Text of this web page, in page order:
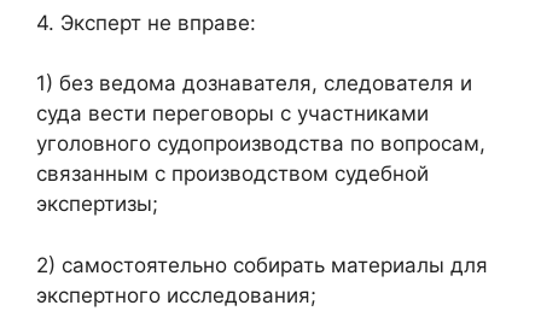
4. Эксперт не вправе:
1) без ведома дознавателя, следователя и
суда вести переговоры с участниками
уголовного судопроизводства по вопросам,
связанным с производством судебной
экспертизы;
2) самостоятельно собирать материалы для
экспертного исследования;